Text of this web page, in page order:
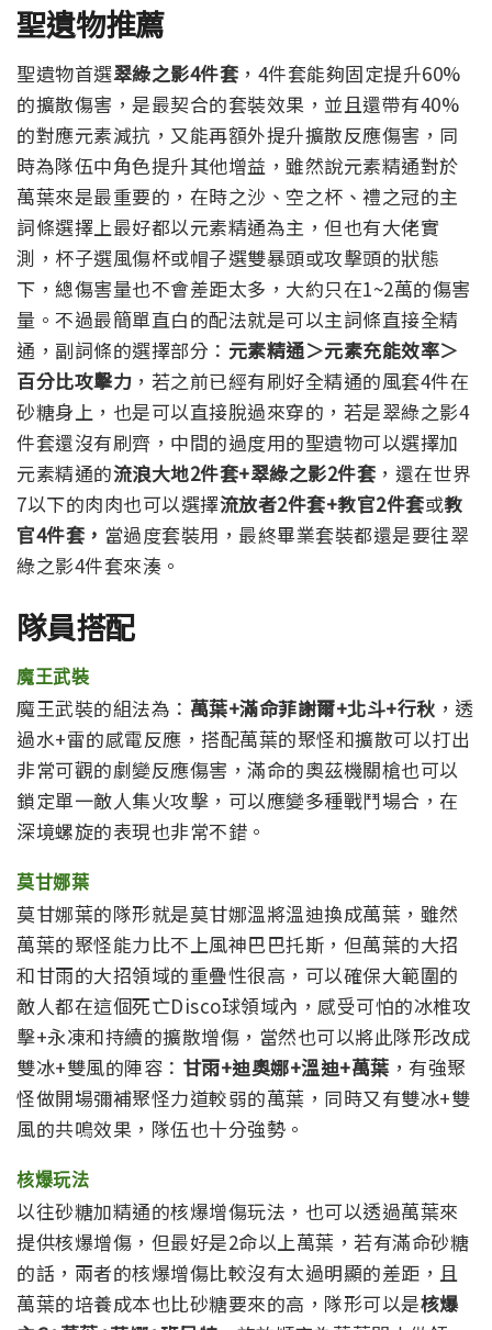
聖遺物推薦
聖遺物首選翠綠之影4件套 ，4件套能夠固定提升60%
的擴散傷害，是最契合的套裝效果，並且還帶有40%
的對應元素減抗，又能再額外提升擴散反應傷害，同
時為隊伍中角色提升其他增益，雖然說元素精通對於
萬葉來是最重要的，在時之沙、空之杯、禮之冠的主
詞條選擇上最好都以元素精通為主，但也有大佬實
測，杯子選風傷杯或帽子選雙暴頭或攻擊頭的狀態
下，總傷害量也不會差距太多，大約只在1~2萬的傷害
量。不過最簡單直白的配法就是可以主詞條直接全精
通，副詞條的選擇部分： 元素精通＞元素充能效率＞
百分比攻擊力 ，若之前已經有刷好全精通的風套4件在
砂糖身上，也是可以直接脫過來穿的， 若是翠綠之影4
件套還沒有刷齊，中間的過度用的聖遺物可以選擇加
元素精通的流浪大地2件套+翠綠之影2件套 ，還在世界
7以下的肉肉也可以選擇流放者2件套+教官2件套或教
官4件套， 當過度套裝用，最終畢業套裝都還是要往翠
綠之影4件套來湊。
隊員搭配
魔王武裝
魔王武裝的組法為： 萬葉+滿命菲謝爾+北斗+行秋 ，透
過水+雷的感電反應，搭配萬葉的聚怪和擴散可以打出
非常可觀的劇變反應傷害，滿命的奧茲機關槍也可以
鎖定單一敵人集火攻擊，可以應變多種戰鬥場合，在
深境螺旋的表現也非常不錯。
莫甘娜葉
莫甘娜葉的隊形就是莫甘娜溫將溫迪換成萬葉，雖然
萬葉的聚怪能力比不上風神巴巴托斯，但萬葉的大招
和甘雨的大招領域的重疊性很高，可以確保大範圍的
敵人都在這個死亡Disco球領域內，感受可怕的冰椎攻
擊+永凍和持續的擴散增傷，當然也可以將此隊形改成
雙冰+雙風的陣容： 甘雨+迪奧娜+溫迪+萬葉 ，有強聚
怪做開場彌補聚怪力道較弱的萬葉，同時又有雙冰+雙
風的共鳴效果，隊伍也十分強勢。
核爆玩法
以往砂糖加精通的核爆增傷玩法，也可以透過萬葉來
提供核爆增傷，但最好是2命以上萬葉，若有滿命砂糖
的話，兩者的核爆增傷比較沒有太過明顯的差距，且
萬葉的培養成本也比砂糖要來的高，隊形可以是核爆